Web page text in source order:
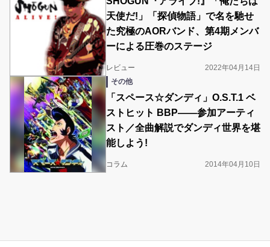
天使だ!」「探偵物語」で名を馳せ
た究極のAORバンド、第4期メンバ
ーによる圧巻のステージ
レビュー
2022年04月14日
その他
「スペース☆ダンディ」O.S.T.1 ベ
ストヒット BBP――参加アーティ
スト／全曲解説でダンディ世界を堪
能しよう!
コラム 2014年04月10日